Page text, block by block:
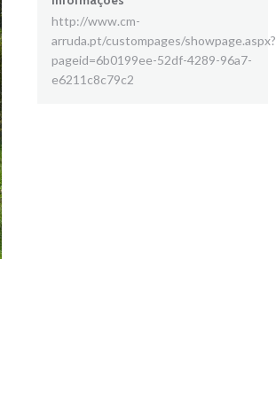
http://www.cm-
arruda.pt/custompages/showpage.aspx?
pageid=6b0199ee-52df-4289-96a7-
e6211c8c79c2